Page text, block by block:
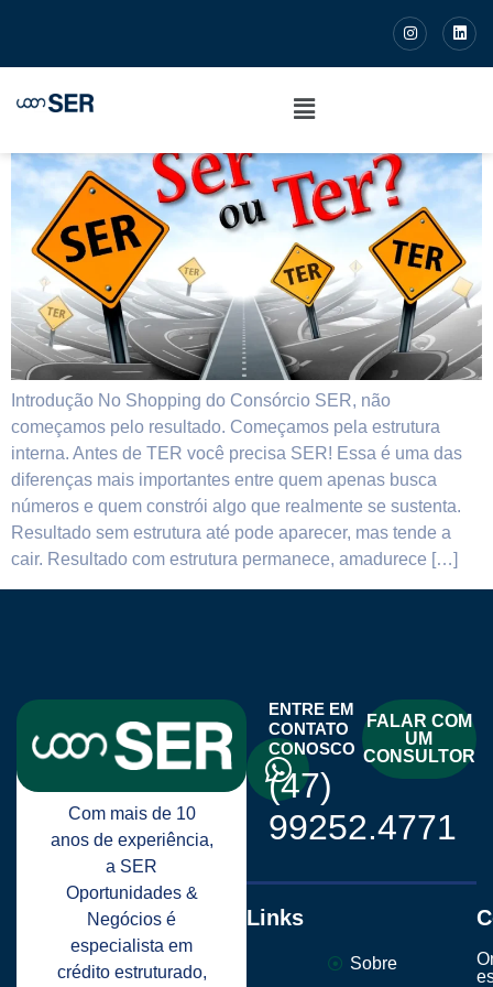
Antes de TER você precisa
SER
Introdução No Shopping do Consórcio SER, não
começamos pelo resultado. Começamos pela estrutura
interna. Antes de TER você precisa SER! Essa é uma das
diferenças mais importantes entre quem apenas busca
números e quem constrói algo que realmente se sustenta.
Resultado sem estrutura até pode aparecer, mas tende a
cair. Resultado com estrutura permanece, amadurece […]
Com mais de 10
anos de experiência,
a SER
Oportunidades &
Negócios é
especialista em
crédito estruturado,
ENTRE EM
CONTATO
CONOSCO
(47)
99252.4771
FALAR COM
UM
CONSULTOR
Links
Sobre